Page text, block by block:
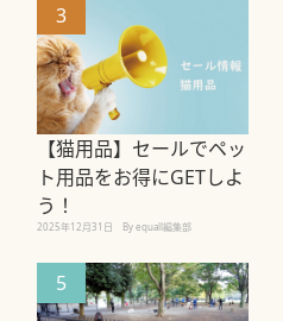
3
【猫用品】セールでペッ
ト用品をお得にGETしよ
う！
2025年12月31日 By equall編集部
5